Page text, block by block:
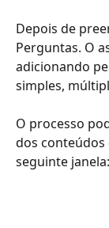
Depois de
Perguntas. O
adicionando
simples,
O processo
dos conteúdos
seguinte janela: